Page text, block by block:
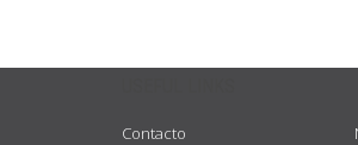
Contacto